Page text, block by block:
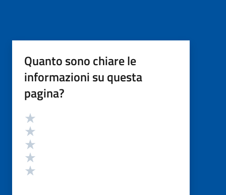
Quanto sono chiare le
informazioni su questa
pagina?
Valutazione